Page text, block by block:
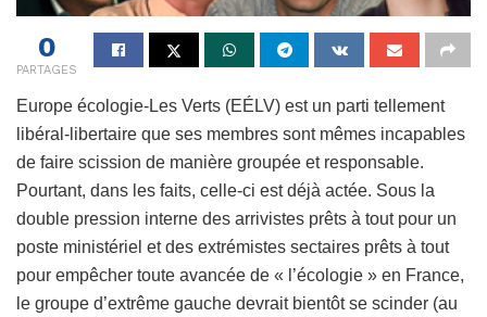
0
PARTAGES
Europe écologie-Les Verts (EÉLV) est un parti tellement
libéral-libertaire que ses membres sont mêmes incapables
de faire scission de manière groupée et responsable.
Pourtant, dans les faits, celle-ci est déjà actée. Sous la
double pression interne des arrivistes prêts à tout pour un
poste ministériel et des extrémistes sectaires prêts à tout
pour empêcher toute avancée de « l’écologie » en France,
le groupe d’extrême gauche devrait bientôt se scinder (au